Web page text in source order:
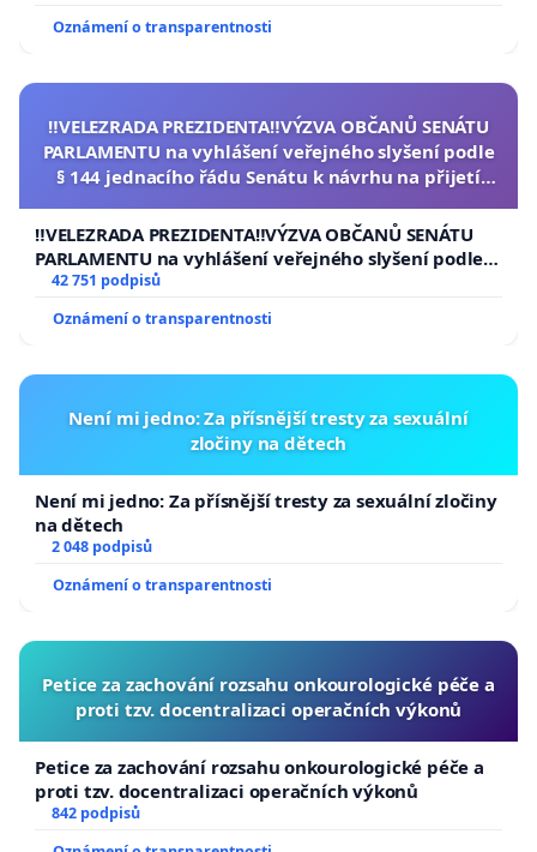
Oznámení o transparentnosti
‼️VELEZRADA PREZIDENTA‼️VÝZVA OBČANŮ SENÁTU
PARLAMENTU na vyhlášení veřejného slyšení podle
§ 144 jednacího řádu Senátu k návrhu na přijetí
republiky
‼️VELEZRADA PREZIDENTA‼️VÝZVA OBČANŮ SENÁTU
PARLAMENTU na vyhlášení veřejného slyšení podle §
144 jednacího řádu Senátu k návrhu na přijetí
republiky
42 751 podpisů
Oznámení o transparentnosti
Není mi jedno: Za přísnější tresty za sexuální
zločiny na dětech
Není mi jedno: Za přísnější tresty za sexuální zločiny
na dětech
2 048 podpisů
Oznámení o transparentnosti
Petice za zachování rozsahu onkourologické péče a
proti tzv. docentralizaci operačních výkonů
Petice za zachování rozsahu onkourologické péče a
proti tzv. docentralizaci operačních výkonů
842 podpisů